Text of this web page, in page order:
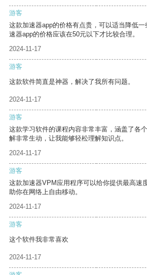
游客
这款加速器app的价格有点贵，可以适当降低
速器app的价格应该在50元以下才比较合理。
2024-11-17
游客
这款软件简直是神器，解决了我所有问题。
2024-11-17
游客
这款学习软件的课程内容非常丰富，涵盖了各
解非常生动，让我能够轻松理解知识点。
2024-11-17
游客
这款加速器VPM应用程序可以给你提供最高速
助你在网络上自由移动。
2024-11-17
游客
这个软件我非常喜欢
2024-11-17